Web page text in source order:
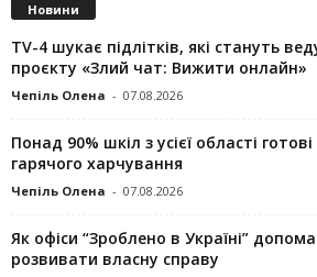
Новини
TV-4 шукає підлітків, які стануть
проєкту «Злий чат: Вижити онлайн»
Чепіль Олена - 07.08.2026
Понад 90% шкіл з усієї області
гарячого харчування
Чепіль Олена - 07.08.2026
Як офіси “Зроблено в Україні”
розвивати власну справу